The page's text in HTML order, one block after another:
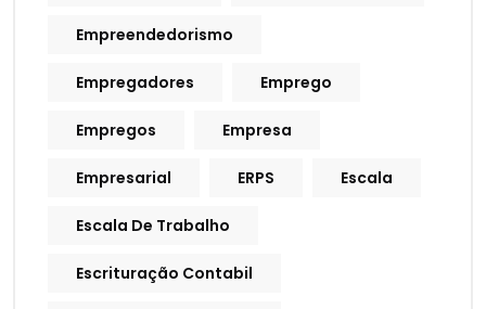
Empreendedorismo
Empregadores Emprego
Empregos Empresa
Empresarial ERPS Escala
Escala De Trabalho
Escrituração Contabil